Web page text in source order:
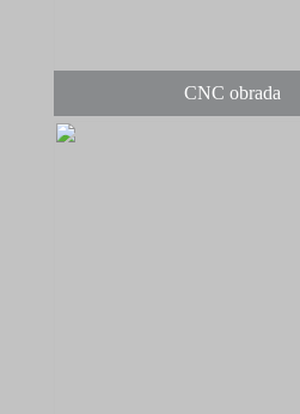
CNC obrada